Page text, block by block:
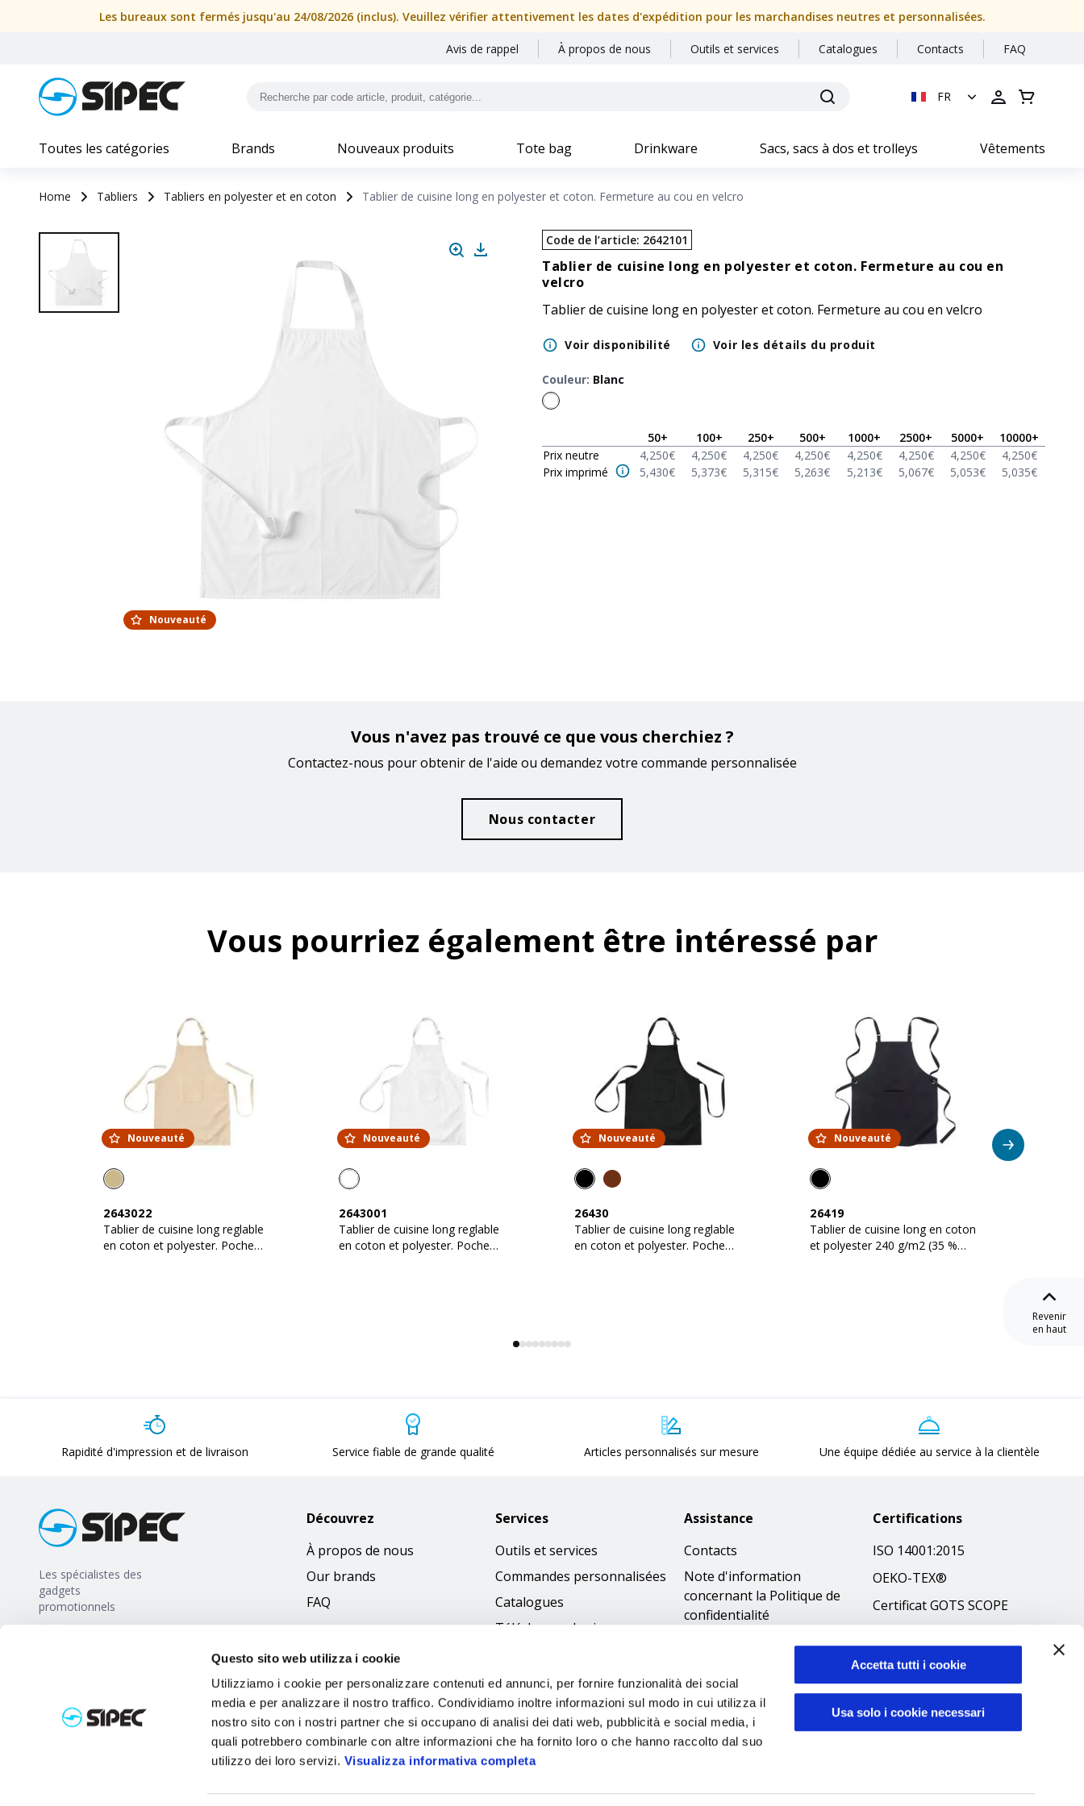
Questo sito web utilizza i cookie
Utilizziamo i cookie per personalizzare contenuti ed annunci, per fornire funzionalità dei social
media e per analizzare il nostro traffico. Condividiamo inoltre informazioni sul modo in cui utilizza il
nostro sito con i nostri partner che si occupano di analisi dei dati web, pubblicità e social media, i
quali potrebbero combinarle con altre informazioni che ha fornito loro o che hanno raccolto dal suo
utilizzo dei loro servizi. Visualizza informativa completa
Accetta tutti i cookie
Usa solo i cookie necessari
Les bureaux sont fermés jusqu'au 24/08/2026 (inclus). Veuillez vérifier attentivement les dates d'expédition pour les marchandises neutres et personnalisées.
Avis de rappel À propos de nous Outils et services Catalogues Contacts FAQ
FR
Toutes les catégories Brands Nouveaux produits Tote bag Drinkware Sacs, sacs à dos et trolleys Vêtements
Home Tabliers Tabliers en polyester et en coton Tablier de cuisine long en polyester et coton. Fermeture au cou en velcro
Nouveauté
Code de l’article: 2642101
Tablier de cuisine long en polyester et coton. Fermeture au cou en
velcro
Tablier de cuisine long en polyester et coton. Fermeture au cou en velcro
Voir disponibilité Voir les détails du produit
Couleur: Blanc
50+ 100+ 250+ 500+ 1000+ 2500+ 5000+ 10000+
Prix neutre
4,250€ 4,250€ 4,250€ 4,250€ 4,250€ 4,250€ 4,250€ 4,250€
Prix imprimé
5,430€ 5,373€ 5,315€ 5,263€ 5,213€ 5,067€ 5,053€ 5,035€
Vous n'avez pas trouvé ce que vous cherchiez ?
Contactez-nous pour obtenir de l'aide ou demandez votre commande personnalisée
Nous contacter
Vous pourriez également être intéressé par
Nouveauté
2643022
Tablier de cuisine long reglable
en coton et polyester. Poche
Nouveauté
2643001
Tablier de cuisine long reglable
en coton et polyester. Poche
Nouveauté
26430
Tablier de cuisine long reglable
en coton et polyester. Poche
Nouveauté
26419
Tablier de cuisine long en coton
et polyester 240 g/m2 (35 %
Revenir
en haut
Rapidité d'impression et de livraison Service fiable de grande qualité Articles personnalisés sur mesure Une équipe dédiée au service à la clientèle
Les spécialistes des
gadgets
promotionnels
Découvrez
À propos de nous
Our brands
FAQ
Services
Outils et services
Commandes personnalisées
Catalogues
Télécharger les images
Assistance
Contacts
Note d'information
concernant la Politique de
confidentialité
cookies
Accessibilità
Code éthique
Certifications
ISO 14001:2015
OEKO-TEX®
Certificat GOTS SCOPE
Politique
environnementale
Sécurité des produits